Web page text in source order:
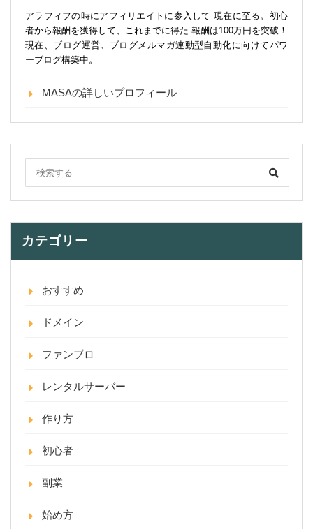
アラフィフの時にアフィリエイトに参入して 現在に至る。初心
者から報酬を獲得して、これまでに得た 報酬は100万円を突破！
現在、ブログ運営、ブログメルマガ連動型自動化に向けてパワ
ーブログ構築中。
MASAの詳しいプロフィール
カテゴリー
おすすめ
ドメイン
ファンブロ
レンタルサーバー
作り方
初心者
副業
始め方